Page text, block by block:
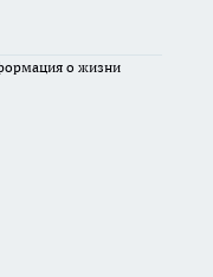
о жизни